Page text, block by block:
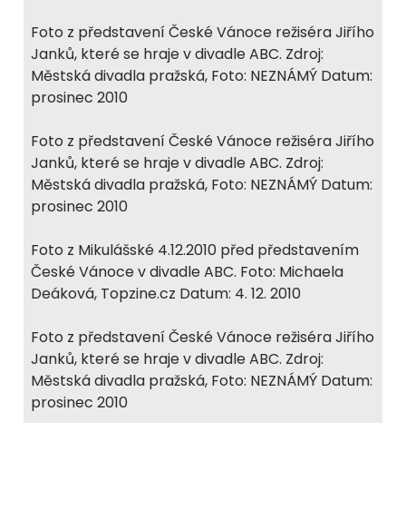
Foto z představení České Vánoce režiséra Jiřího
Janků, které se hraje v divadle ABC. Zdroj:
Městská divadla pražská, Foto: NEZNÁMÝ Datum:
prosinec 2010
Foto z představení České Vánoce režiséra Jiřího
Janků, které se hraje v divadle ABC. Zdroj:
Městská divadla pražská, Foto: NEZNÁMÝ Datum:
prosinec 2010
Foto z Mikulášské 4.12.2010 před představením
České Vánoce v divadle ABC. Foto: Michaela
Deáková, Topzine.cz Datum: 4. 12. 2010
Foto z představení České Vánoce režiséra Jiřího
Janků, které se hraje v divadle ABC. Zdroj:
Městská divadla pražská, Foto: NEZNÁMÝ Datum:
prosinec 2010